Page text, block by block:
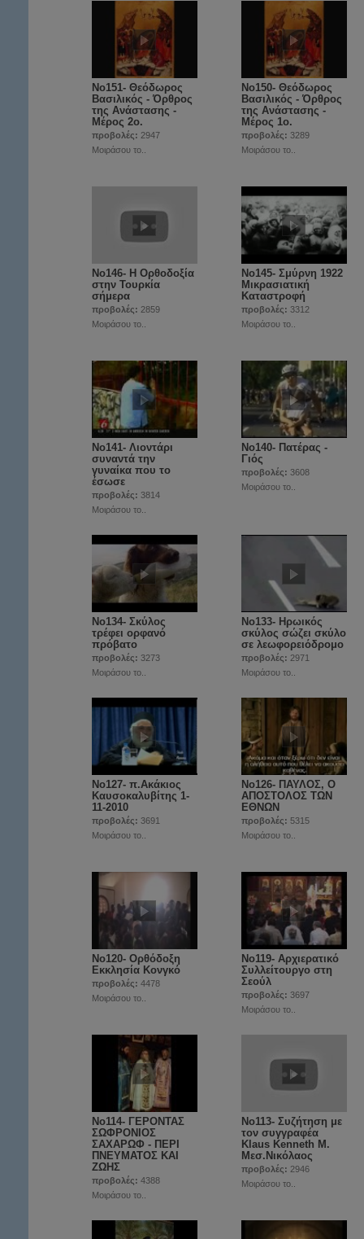
Νο151- Θεόδωρος
Βασιλικός - Όρθρος
της Ανάστασης -
Μέρος 2ο.
προβολές: 2947
Μοιράσου το..
Νο150- Θεόδωρος
Βασιλικός - Όρθρος
της Ανάστασης -
Μέρος 1ο.
προβολές: 3289
Μοιράσου το..
Νο146- Η Ορθοδοξία
στην Τουρκία
σήμερα
προβολές: 2859
Μοιράσου το..
Νο145- Σμύρνη 1922
Μικρασιατική
Καταστροφή
προβολές: 3312
Μοιράσου το..
Νο141- Λιοντάρι
συναντά την
γυναίκα που το
έσωσε
προβολές: 3814
Μοιράσου το..
Νο140- Πατέρας -
Γιός
προβολές: 3608
Μοιράσου το..
Νο134- Σκύλος
τρέφει ορφανό
πρόβατο
προβολές: 3273
Μοιράσου το..
No133- Ηρωικός
σκύλος σώζει σκύλο
σε λεωφορειόδρομο
προβολές: 2971
Μοιράσου το..
Νο127- π.Ακάκιος
Καυσοκαλυβίτης 1-
11-2010
προβολές: 3691
Μοιράσου το..
Νο126- ΠΑΥΛΟΣ, Ο
ΑΠΟΣΤΟΛΟΣ ΤΩΝ
ΕΘΝΩΝ
προβολές: 5315
Μοιράσου το..
Νο120- Ορθόδοξη
Εκκλησία Κονγκό
προβολές: 4478
Μοιράσου το..
Νο119- Αρχιερατικό
Συλλείτουργο στη
Σεούλ
προβολές: 3697
Μοιράσου το..
No114- ΓΕΡΟΝΤΑΣ
ΣΩΦΡΟΝΙΟΣ
ΣΑΧΑΡΩΦ - ΠΕΡΙ
ΠΝΕΥΜΑΤΟΣ ΚΑΙ
ΖΩΗΣ
προβολές: 4388
Μοιράσου το..
No113- Συζήτηση με
τον συγγραφέα
Klaus Kenneth Μ.
Μεσ.Νικόλαος
προβολές: 2946
Μοιράσου το..